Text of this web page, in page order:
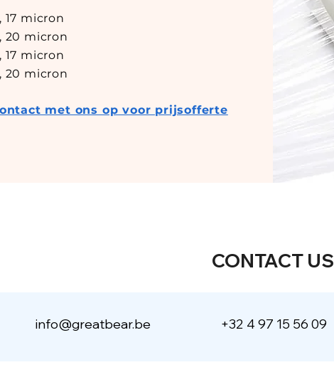
17 micron
20 micron
17 micron
20 micron
met ons op voor prijsofferte
CONTACT US
info@greatbear.be +32 4 97 15 56 09